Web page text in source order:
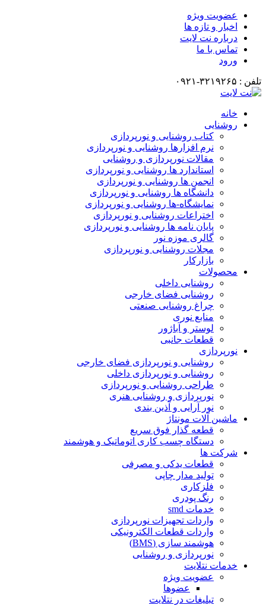
عضویت ویژه
اخبار و تازه ها
درباره نت لایت
تماس با ما
ورود
تلفن : ۳۲۱۹۲۶۵-۰۹۲۱
خانه
روشنایی
کتاب روشنایی و نورپردازی
نرم افزارها روشنایی و نورپردازی
مقالات نورپردازی و روشنایی
استاندارد ها روشنایی و نورپردازی
انجمن ها روشنایی و نورپردازی
دانشگاه ها روشنایی و نورپردازی
نمایشگاه-ها روشنایی و نورپردازی
اختراعات روشنایی و نورپردازی
پایان نامه ها روشنایی و نورپردازی
گالری موزه نور
مجلات روشنایی و نورپردازی
بازارکار
محصولات
روشنایی داخلی
روشنایی فضای خارجی
چراغ روشنایی صنعتی
منابع نوری
لوستر و آباژور
قطعات جانبی
نورپردازی
روشنایی و نورپردازی فضای خارجی
روشنایی و نورپردازی داخلی
طراحی روشنایی و نورپردازی
نورپردازی و روشنایی هنری
نور آرایی و آذین بندی
ماشین آلات مونتاژ
قطعه گذار فوق سریع
دستگاه چسب کاری اتوماتیک و هوشمند
شرکت ها
قطعات یدکی و مصرفی
تولید مدار چاپی
فلزکاری
رنگ پودری
خدمات smd
واردات تجهیزات نورپردازی
واردات قطعات الکترونیکی
هوشمند سازی (BMS)
نورپردازی و روشنایی
خدمات نتلایت
عضویت ویژه
عضوها
تبلیغات در نتلایت